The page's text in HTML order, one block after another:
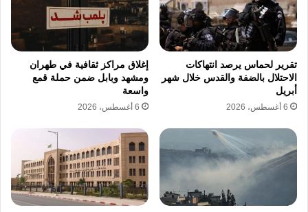
فلسطينية في المنطقة المصنفة “ج” بدعوى
افتقارها لتراخيص البناء، في الوقت الذي تم فيه
تسجيل 1828 اعتداءً نفذها مستعمرون استهدفت
الفلسطينيين وممتلكاتهم الخاصة، الأمر الذي أدى
إلى ارتقاء 9 فلسطينيين وإصابة 838 آخرين، مما
يعكس تصاعداً في حدة العنف الموجه ضد السكان
الفلسطينيين تحت حماية وتغاضي السلطات
الرسمية عن هذه الانتهاكات الجسيمة والمستمرة.
تقرير لحماس يرصد انتهاكات
الاحتلال بالضفة والقدس خلال شهر
أبريل
6 أغسطس، 2026
إغلاق مراكز ثقافية في طهران
ومشهد وبابل ضمن حملة قمع
واسعة
6 أغسطس، 2026